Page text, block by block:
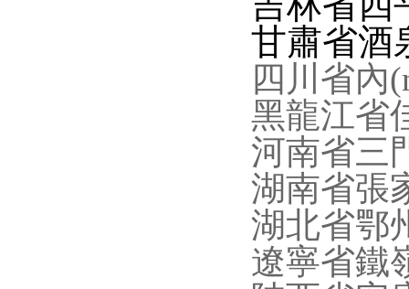
甘肅省酒
四川省內
黑龍江省
河南省三
湖南省張
湖北省鄂
遼寧省鐵